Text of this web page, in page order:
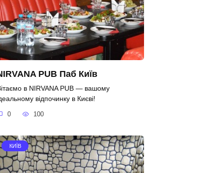
PUB Паб Київ
в NIRVANA PUB — вашому
відпочинку в Києві!
0 100
КИЇВ